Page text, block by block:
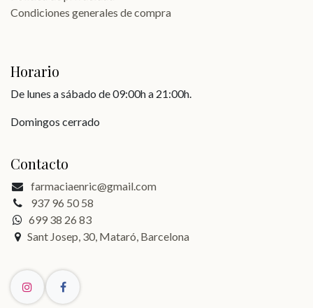
Condiciones generales de compra
Horario
De lunes a sábado de 09:00h a 21:00h.
Domingos cerrado
Contacto
farmaciaenric@gmail.com
937 96 50 58
699 38 26 83
Sant Josep, 30, Mataró, Barcelona